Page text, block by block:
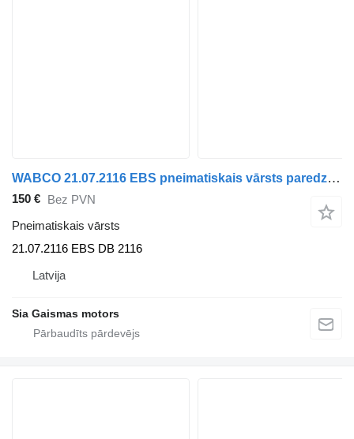
WABCO 21.07.2116 EBS pneimatiskais vārsts paredzēts Neoplan autobusa
150 € Bez PVN
Pneimatiskais vārsts
21.07.2116 EBS DB 2116
Latvija
Sia Gaismas motors